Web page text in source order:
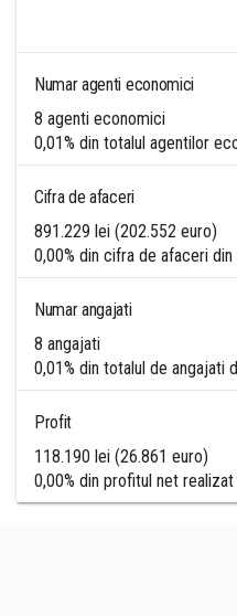
Numar agenti economici
8 agenti economici
0,01% din totalul agentilor
Cifra de afaceri
891.229 lei (202.552 euro)
0,00% din cifra de afaceri
Numar angajati
8 angajati
0,01% din totalul de angajati
Profit
118.190 lei (26.861 euro)
0,00% din profitul net